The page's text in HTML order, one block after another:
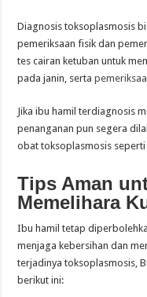
Diagnosis toksoplasmosis
pemeriksaan fisik dan
tes cairan ketuban untuk
pada janin, serta
Jika ibu hamil terdiagnosis
penanganan pun segera
obat toksoplasmosis seperti
Tips Aman
Memelihara
Ibu hamil tetap
menjaga kebersihan dan
terjadinya toksoplasmosis,
berikut ini: